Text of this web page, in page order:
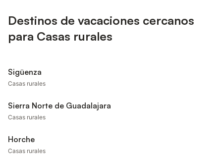
Destinos de vacaciones cercanos
para Casas rurales
Sigüenza
Casas rurales
Sierra Norte de Guadalajara
Casas rurales
Horche
Casas rurales